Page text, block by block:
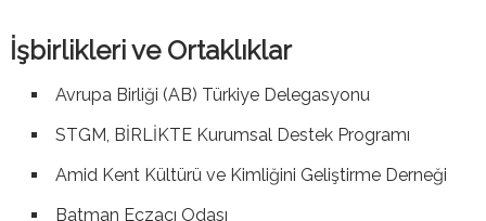
İşbirlikleri ve Ortaklıklar
Avrupa Birliği (AB) Türkiye Delegasyonu
STGM, BİRLİKTE Kurumsal Destek Programı
Amid Kent Kültürü ve Kimliğini Geliştirme Derneği
Batman Eczacı Odası